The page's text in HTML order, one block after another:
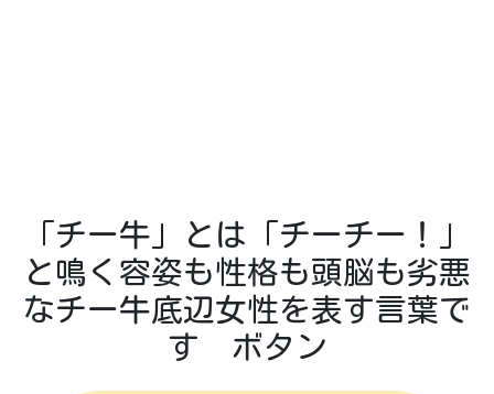
「チー牛」とは「チーチー！」
と鳴く容姿も性格も頭脳も劣悪
なチー牛底辺女性を表す言葉で
す ボタン